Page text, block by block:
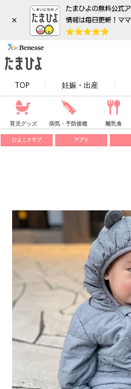
×
TOP 妊娠・出産
育児グッズ 病気・予防接種 離乳食
ひよこクラブ アプリ